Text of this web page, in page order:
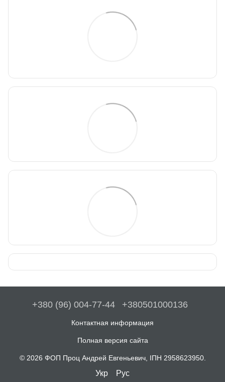
+380 (96) 004-77-44 +380501000136
Контактная информация
Полная версия сайта
© 2026 ФОП Проц Андрей Евгеньевич, ІПН 2958623950.
Укр Рус